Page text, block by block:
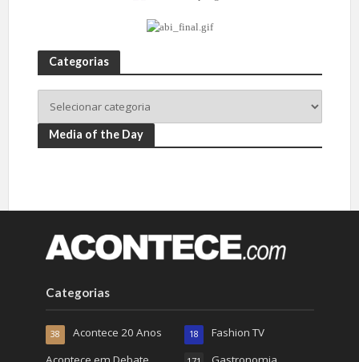
Categorias
Media of the Day
Categorias
Acontece 20 Anos
38 Fashion TV
18